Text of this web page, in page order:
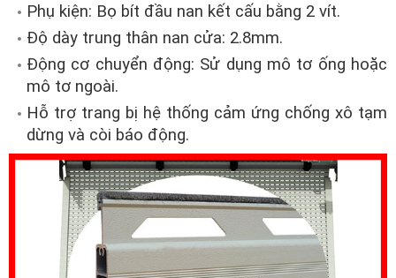
Phụ kiện: Bọ bít đầu nan kết cấu bằng 2 vít.
Độ dày trung thân nan cửa: 2.8mm.
Động cơ chuyển động: Sử dụng mô tơ ống hoặc
mô tơ ngoài.
Hỗ trợ trang bị hệ thống cảm ứng chống xô tạm
dừng và còi báo động.